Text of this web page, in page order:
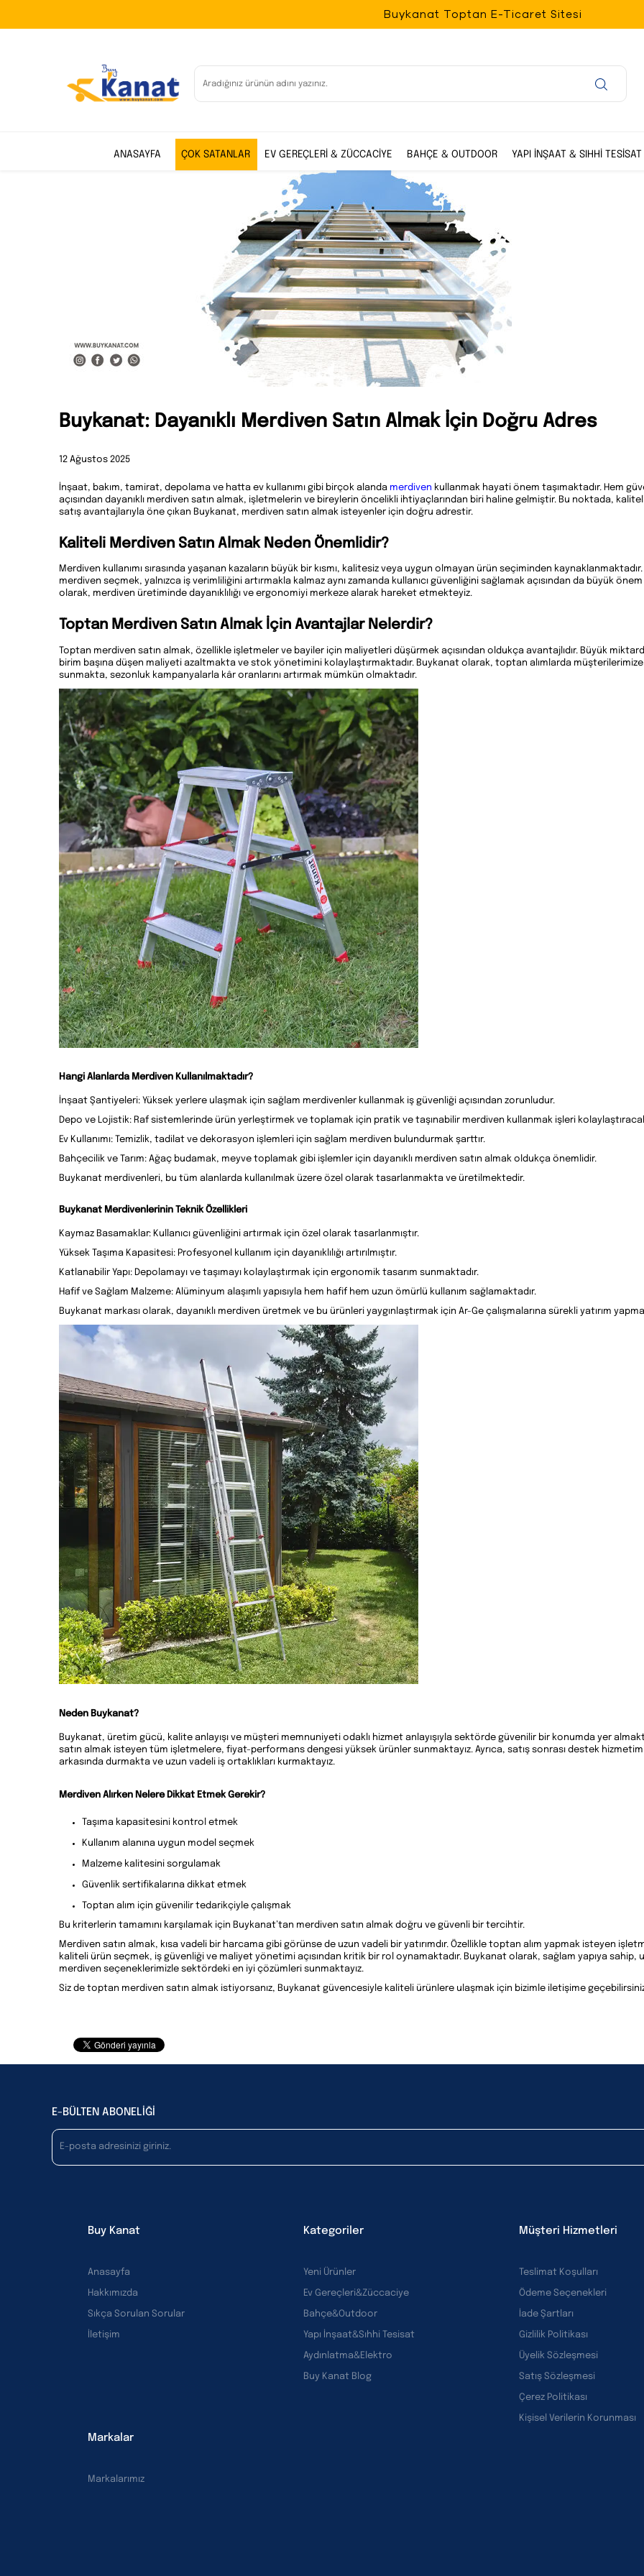
Buykanat Toptan E-Ticaret Sitesi
ANASAYFA ÇOK SATANLAR EV GEREÇLERİ & ZÜCCACİYE BAHÇE & OUTDOOR YAPI İNŞAAT & SIHHİ TESİSAT
Buykanat: Dayanıklı Merdiven Satın Almak İçin Doğru Adres
12 Ağustos 2025
İnşaat, bakım, tamirat, depolama ve hatta ev kullanımı gibi birçok alanda merdiven kullanmak hayati önem taşımaktadır. Hem
açısından dayanıklı merdiven satın almak, işletmelerin ve bireylerin öncelikli ihtiyaçlarından biri haline gelmiştir. Bu noktada,
satış avantajlarıyla öne çıkan Buykanat, merdiven satın almak isteyenler için doğru adrestir.
Kaliteli Merdiven Satın Almak Neden Önemlidir?
Merdiven kullanımı sırasında yaşanan kazaların büyük bir kısmı, kalitesiz veya uygun olmayan ürün seçiminden kaynaklanmaktadır.
merdiven seçmek, yalnızca iş verimliliğini artırmakla kalmaz aynı zamanda kullanıcı güvenliğini sağlamak açısından da büyük
olarak, merdiven üretiminde dayanıklılığı ve ergonomiyi merkeze alarak hareket etmekteyiz.
Toptan Merdiven Satın Almak İçin Avantajlar Nelerdir?
Toptan merdiven satın almak, özellikle işletmeler ve bayiler için maliyetleri düşürmek açısından oldukça avantajlıdır. Büyük
birim başına düşen maliyeti azaltmakta ve stok yönetimini kolaylaştırmaktadır. Buykanat olarak, toptan alımlarda
sunmakta, sezonluk kampanyalarla kâr oranlarını artırmak mümkün olmaktadır.
Hangi Alanlarda Merdiven Kullanılmaktadır?
İnşaat Şantiyeleri: Yüksek yerlere ulaşmak için sağlam merdivenler kullanmak iş güvenliği açısından zorunludur.
Depo ve Lojistik: Raf sistemlerinde ürün yerleştirmek ve toplamak için pratik ve taşınabilir merdiven kullanmak işleri
Ev Kullanımı: Temizlik, tadilat ve dekorasyon işlemleri için sağlam merdiven bulundurmak şarttır.
Bahçecilik ve Tarım: Ağaç budamak, meyve toplamak gibi işlemler için dayanıklı merdiven satın almak oldukça önemlidir.
Buykanat merdivenleri, bu tüm alanlarda kullanılmak üzere özel olarak tasarlanmakta ve üretilmektedir.
Buykanat Merdivenlerinin Teknik Özellikleri
Kaymaz Basamaklar: Kullanıcı güvenliğini artırmak için özel olarak tasarlanmıştır.
Yüksek Taşıma Kapasitesi: Profesyonel kullanım için dayanıklılığı artırılmıştır.
Katlanabilir Yapı: Depolamayı ve taşımayı kolaylaştırmak için ergonomik tasarım sunmaktadır.
Hafif ve Sağlam Malzeme: Alüminyum alaşımlı yapısıyla hem hafif hem uzun ömürlü kullanım sağlamaktadır.
Buykanat markası olarak, dayanıklı merdiven üretmek ve bu ürünleri yaygınlaştırmak için Ar-Ge çalışmalarına sürekli yatırım
Neden Buykanat?
Buykanat, üretim gücü, kalite anlayışı ve müşteri memnuniyeti odaklı hizmet anlayışıyla sektörde güvenilir bir konumda yer
satın almak isteyen tüm işletmelere, fiyat-performans dengesi yüksek ürünler sunmaktayız. Ayrıca, satış sonrası destek
arkasında durmakta ve uzun vadeli iş ortaklıkları kurmaktayız.
Merdiven Alırken Nelere Dikkat Etmek Gerekir?
Taşıma kapasitesini kontrol etmek
Kullanım alanına uygun model seçmek
Malzeme kalitesini sorgulamak
Güvenlik sertifikalarına dikkat etmek
Toptan alım için güvenilir tedarikçiyle çalışmak
Bu kriterlerin tamamını karşılamak için Buykanat’tan merdiven satın almak doğru ve güvenli bir tercihtir.
Merdiven satın almak, kısa vadeli bir harcama gibi görünse de uzun vadeli bir yatırımdır. Özellikle toptan alım yapmak isteyen
kaliteli ürün seçmek, iş güvenliği ve maliyet yönetimi açısından kritik bir rol oynamaktadır. Buykanat olarak, sağlam yapıya sahip,
merdiven seçeneklerimizle sektördeki en iyi çözümleri sunmaktayız.
Siz de toptan merdiven satın almak istiyorsanız, Buykanat güvencesiyle kaliteli ürünlere ulaşmak için bizimle iletişime
E-BÜLTEN ABONELİĞİ
Buy Kanat
Anasayfa
Hakkımızda
Sıkça Sorulan Sorular
İletişim
Kategoriler
Yeni Ürünler
Ev Gereçleri&Züccaciye
Bahçe&Outdoor
Yapı İnşaat&Sıhhi Tesisat
Aydınlatma&Elektro
Buy Kanat Blog
Müşteri Hizmetleri
Teslimat Koşulları
Ödeme Seçenekleri
İade Şartları
Gizlilik Politikası
Üyelik Sözleşmesi
Satış Sözleşmesi
Çerez Politikası
Kişisel Verilerin Korunması
Markalar
Markalarımız